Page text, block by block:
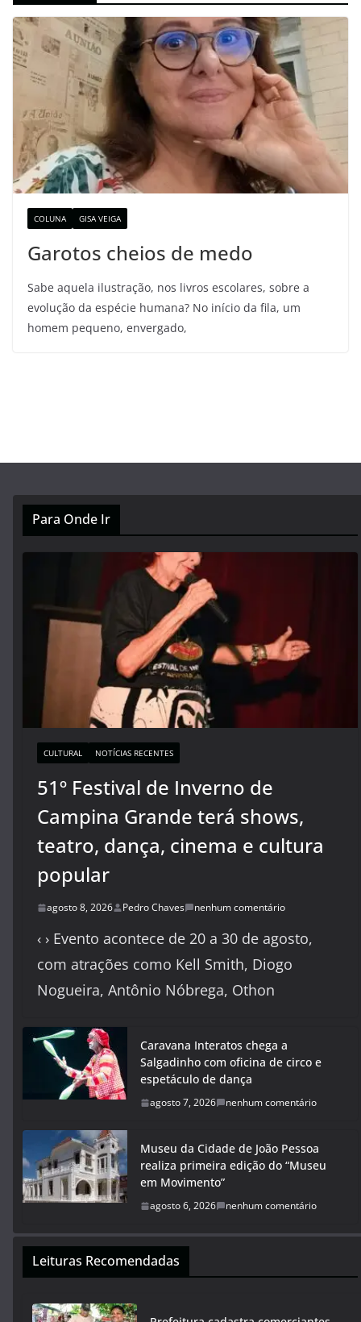
COLUNA GISA VEIGA
Garotos cheios de medo
Sabe aquela ilustração, nos livros escolares, sobre a
evolução da espécie humana? No início da fila, um
homem pequeno, envergado,
Para Onde Ir
CULTURAL NOTÍCIAS RECENTES
51º Festival de Inverno de
Campina Grande terá shows,
teatro, dança, cinema e cultura
popular
agosto 8, 2026 Pedro Chaves nenhum comentário
‹ › Evento acontece de 20 a 30 de agosto,
com atrações como Kell Smith, Diogo
Nogueira, Antônio Nóbrega, Othon
Caravana Interatos chega a
Salgadinho com oficina de circo e
espetáculo de dança
agosto 7, 2026 nenhum comentário
Museu da Cidade de João Pessoa
realiza primeira edição do “Museu
em Movimento”
agosto 6, 2026 nenhum comentário
Leituras Recomendadas